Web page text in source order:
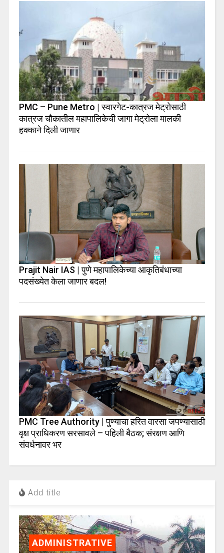
PMC – Pune Metro | स्वारगेट-कात्रज मेट्रोसाठी
कात्रज चौकातील महापालिकेची जागा मेट्रोला मालकी
हक्काने दिली जाणार
Prajit Nair IAS | पुणे महापालिकेच्या आकृतिबंधाच्या
पदसंख्येत केला जाणार बदल!
PMC Tree Authority | पुण्याचा हरित वारसा जपण्यासाठी
वृक्ष प्राधिकरण सरसावले – पहिली बैठक; संरक्षण आणि
संवर्धनावर भर
Add title
ADMINISTRATIVE